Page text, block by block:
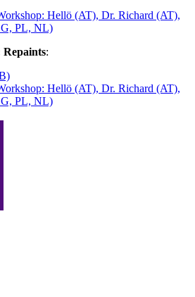
Hellö (AT), Dr. Richard (AT),
PL, NL)
Repaints:
Hellö (AT), Dr. Richard (AT),
PL, NL)